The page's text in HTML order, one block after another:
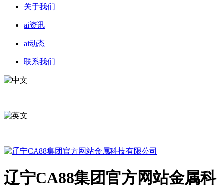
关于我们
ai资讯
ai动态
联系我们
辽宁CA88集团官方网站金属科